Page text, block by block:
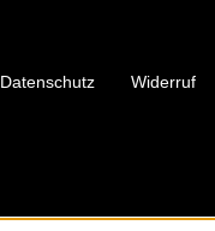
Datenschutz Widerruf